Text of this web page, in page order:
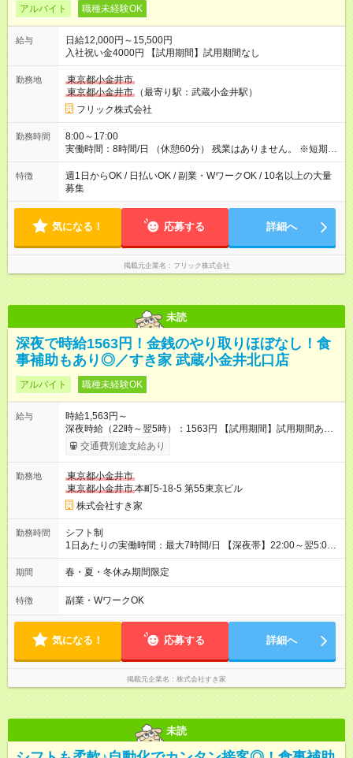
アルバイト 職種未経験OK
給与
日給12,000円～15,500円
入社祝い金4000円 【試用期間】試用期間なし
勤務地
東京都小金井市
東京都小金井市
（最寄り駅：武蔵小金井駅）
フリック株式会社
勤務時間
8:00～17:00
実働時間：8時間/日 （休憩60分） 残業はありません。 ※短期の
募集は行っておりません。予めご了承くださいませ。
特徴
週1日からOK / 日払いOK / 副業・WワークOK / 10名以上の大量
募集
気になる！ 応募する 詳細へ
掲載元企業名 フリック株式会社
未読
深夜で時給1563円！金銭のやり取りほぼなし！食
事補助もあり◎／すき家 武蔵小金井北口店
アルバイト 職種未経験OK
給与
時給1,563円～
深夜時給（22時～翌5時）：1563円 【試用期間】試用期間あり
試用期間の長さ：1ヶ月 雇用形態、給与は本採用時と同じです。
試用期間の実態は30日（※条件変更なし）ですが、切り上げで
同時給）
交通費別途支給あり
勤務地
東京都小金井市
東京都小金井市本町5-18-5 第55東京ビル
株式会社すき家
勤務時間
シフト制
1日あたりの実働時間：最大7時間/日 【深夜帯】22:00～翌5:00
週2日～・1日2h～OK◎ ※22:00から翌5:00までは18歳以上の方
のみ勤務可能です（18歳未満の深夜業務禁止のため） ★深夜で
す。 必ず、2名以上での勤務を行いますので、安心して働けま
す。
期間 春・夏・冬休み期間限定
特徴 副業・WワークOK
気になる！ 応募する 詳細へ
掲載元企業名 株式会社すき家
未読